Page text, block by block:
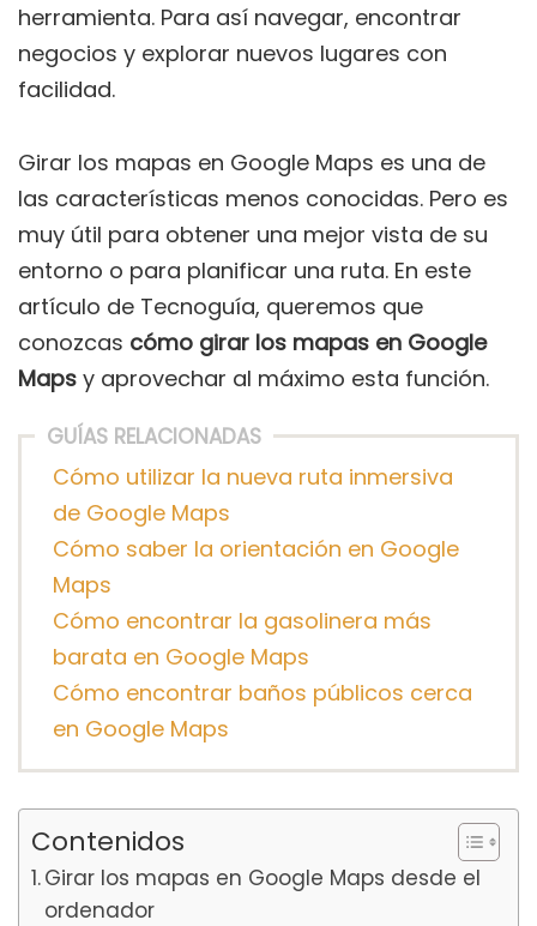
herramienta. Para así navegar, encontrar
negocios y explorar nuevos lugares con
facilidad.
Girar los mapas en Google Maps es una de
las características menos conocidas. Pero es
muy útil para obtener una mejor vista de su
entorno o para planificar una ruta. En este
artículo de Tecnoguía, queremos que
conozcas cómo girar los mapas en Google
Maps y aprovechar al máximo esta función.
GUÍAS RELACIONADAS
Cómo utilizar la nueva ruta inmersiva
de Google Maps
Cómo saber la orientación en Google
Maps
Cómo encontrar la gasolinera más
barata en Google Maps
Cómo encontrar baños públicos cerca
en Google Maps
Contenidos
Girar los mapas en Google Maps desde el
ordenador